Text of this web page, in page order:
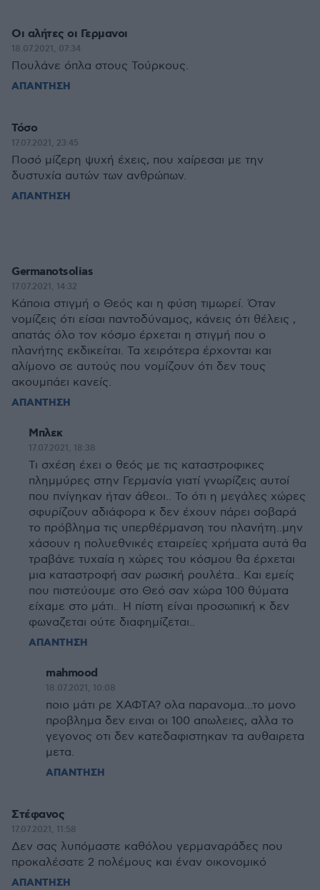
Οι αλήτες οι Γερμανοι
18.07.2021, 07:34
Πουλάνε όπλα στους Τούρκους.
ΑΠΑΝΤΗΣΗ
Τόσο
17.07.2021, 23:45
Ποσό μίζερη ψυχή έχεις, που χαίρεσαι με την
δυστυχία αυτών των ανθρώπων.
ΑΠΑΝΤΗΣΗ
Germanotsolias
17.07.2021, 14:32
Κάποια στιγμή ο Θεός και η φύση τιμωρεί. Όταν
νομίζεις ότι είσαι παντοδύναμος, κάνεις ότι θέλεις ,
απατάς όλο τον κόσμο έρχεται η στιγμή που ο
πλανήτης εκδικείται. Τα χειρότερα έρχονται και
αλίμονο σε αυτούς που νομίζουν ότι δεν τους
ακουμπάει κανείς.
ΑΠΑΝΤΗΣΗ
Μπλεκ
17.07.2021, 18:38
Τι σχέση έχει ο θεός με τις καταστροφικες
πλημμύρες στην Γερμανία γιατί γνωρίζεις αυτοί
που πνίγηκαν ήταν άθεοι.. Το ότι η μεγάλες χώρες
σφυρίζουν αδιάφορα κ δεν έχουν πάρει σοβαρά
το πρόβλημα τις υπερθέρμανση του πλανήτη..μην
χάσουν η πολυεθνικές εταιρείες χρήματα αυτά θα
τραβάνε τυχαία η χώρες του κόσμου θα έρχεται
μια καταστροφή σαν ρωσική ρουλέτα.. Και εμείς
που πιστεύουμε στο Θεό σαν χώρα 100 θύματα
είχαμε στο μάτι.. Η πίστη είναι προσωπική κ δεν
φωναζεται ούτε διαφημίζεται..
ΑΠΑΝΤΗΣΗ
mahmood
18.07.2021, 10:08
ποιο μάτι ρε ΧΑΦΤΑ? ολα παρανομα...το μονο
προβλημα δεν ειναι οι 100 απωλειες, αλλα το
γεγονος οτι δεν κατεδαφιστηκαν τα αυθαιρετα
μετα.
ΑΠΑΝΤΗΣΗ
Στέφανος
17.07.2021, 11:58
Δεν σας λυπόμαστε καθόλου γερμαναράδες που
προκαλέσατε 2 πολέμους και έναν οικονομικό
ΑΠΑΝΤΗΣΗ